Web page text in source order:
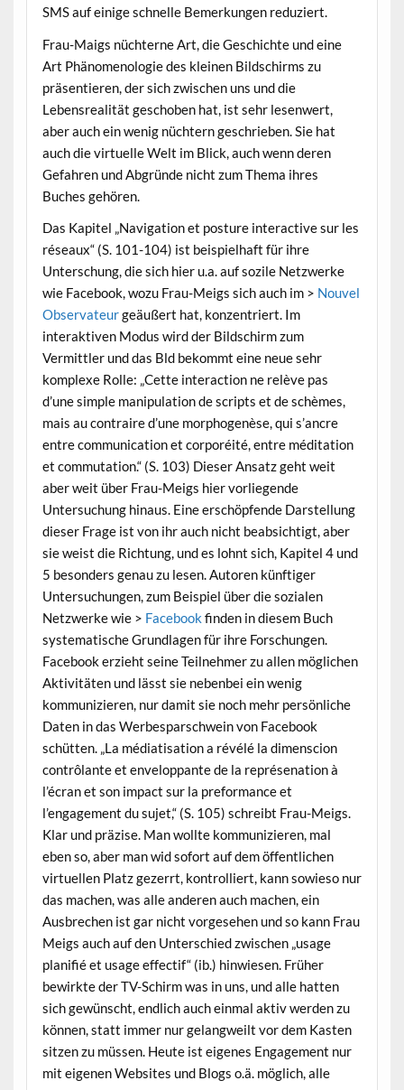
SMS auf einige schnelle Bemerkungen reduziert.
Frau-Maigs nüchterne Art, die Geschichte und eine
Art Phänomenologie des kleinen Bildschirms zu
präsentieren, der sich zwischen uns und die
Lebensrealität geschoben hat, ist sehr lesenwert,
aber auch ein wenig nüchtern geschrieben. Sie hat
auch die virtuelle Welt im Blick, auch wenn deren
Gefahren und Abgründe nicht zum Thema ihres
Buches gehören.
Das Kapitel „Navigation et posture interactive sur les
réseaux“ (S. 101-104) ist beispielhaft für ihre
Unterschung, die sich hier u.a. auf sozile Netzwerke
wie Facebook, wozu Frau-Meigs sich auch im > Nouvel
Observateurgeäußert hat, konzentriert. Im
interaktiven Modus wird der Bildschirm zum
Vermittler und das Bld bekommt eine neue sehr
komplexe Rolle: „Cette interaction ne relève pas
d’une simple manipulation de scripts et de schèmes,
mais au contraire d’une morphogenèse, qui s’ancre
entre communication et corporéité, entre méditation
et commutation.“ (S. 103) Dieser Ansatz geht weit
aber weit über Frau-Meigs hier vorliegende
Untersuchung hinaus. Eine erschöpfende Darstellung
dieser Frage ist von ihr auch nicht beabsichtigt, aber
sie weist die Richtung, und es lohnt sich, Kapitel 4 und
5 besonders genau zu lesen. Autoren künftiger
Untersuchungen, zum Beispiel über die sozialen
Netzwerke wie > Facebook finden in diesem Buch
systematische Grundlagen für ihre Forschungen.
Facebook erzieht seine Teilnehmer zu allen möglichen
Aktivitäten und lässt sie nebenbei ein wenig
kommunizieren, nur damit sie noch mehr persönliche
Daten in das Werbesparschwein von Facebook
schütten. „La médiatisation a révélé la dimenscion
contrôlante et enveloppante de la représenation à
l’écran et son impact sur la preformance et
l’engagement du sujet,“ (S. 105) schreibt Frau-Meigs.
Klar und präzise. Man wollte kommunizieren, mal
eben so, aber man wid sofort auf dem öffentlichen
virtuellen Platz gezerrt, kontrolliert, kann sowieso nur
das machen, was alle anderen auch machen, ein
Ausbrechen ist gar nicht vorgesehen und so kann Frau
Meigs auch auf den Unterschied zwischen „usage
planifié et usage effectif“ (ib.) hinwiesen. Früher
bewirkte der TV-Schirm was in uns, und alle hatten
sich gewünscht, endlich auch einmal aktiv werden zu
können, statt immer nur gelangweilt vor dem Kasten
sitzen zu müssen. Heute ist eigenes Engagement nur
mit eigenen Websites und Blogs o.ä. möglich, alle